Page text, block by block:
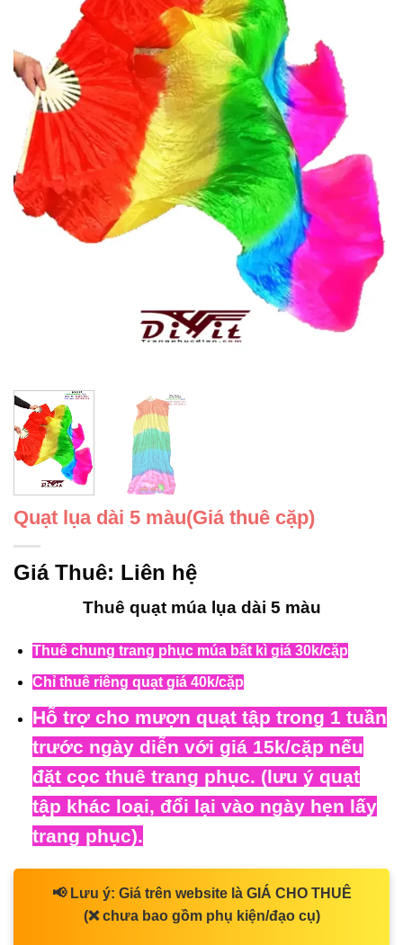
Quạt lụa dài 5 màu(Giá thuê cặp)
Giá Thuê: Liên hệ
Thuê quạt múa lụa dài 5 màu
Thuê chung trang phục múa bất kì giá 30k/cặp
Chỉ thuê riêng quạt giá 40k/cặp
Hỗ trợ cho mượn quạt tập trong 1 tuần
trước ngày diễn với giá 15k/cặp nếu
đặt cọc thuê trang phục. (lưu ý quạt
tập khác loại, đổi lại vào ngày hẹn lấy
trang phục).
📢 Lưu ý: Giá trên website là GIÁ CHO THUÊ
(❌ chưa bao gồm phụ kiện/đạo cụ)